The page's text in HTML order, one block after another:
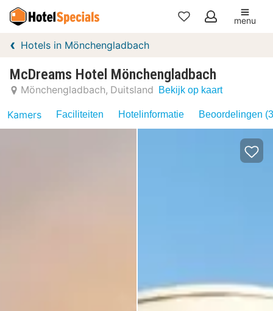
Mijn
menu
Hotels in Mönchengladbach
McDreams Hotel Mönchengladbach
Mönchengladbach Duitsland Bekijk op kaart
Kamers Faciliteiten Hotelinformatie Beoordelingen